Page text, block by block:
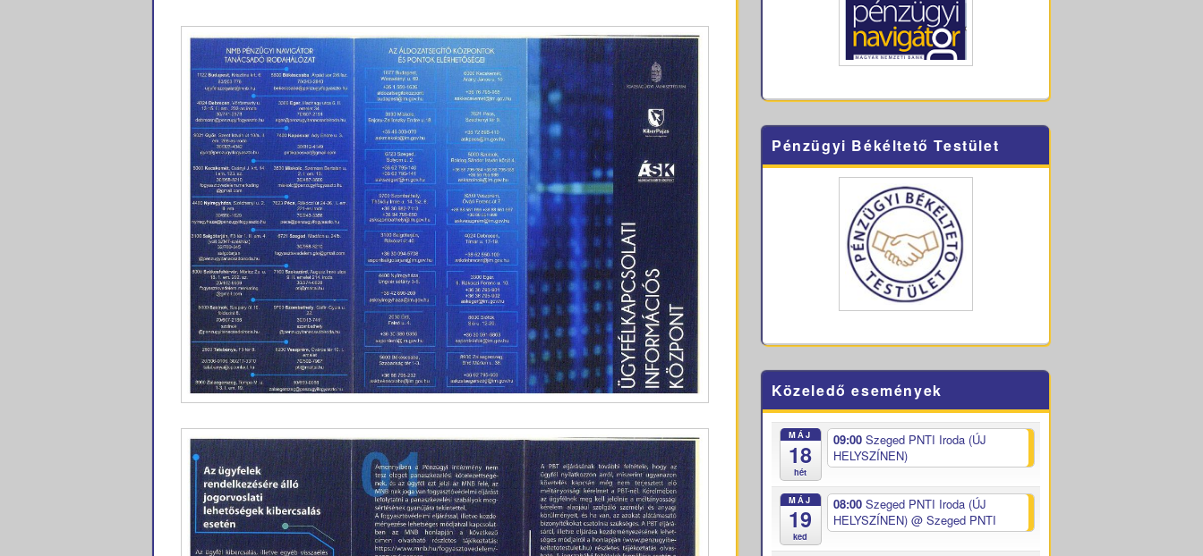
Pénzügyi Békéltető Testület
Közeledő események
MÁJ
18
hét
09:00 Szeged PNTI Iroda (ÚJ
HELYSZÍNEN)
MÁJ
19
ked
08:00 Szeged PNTI Iroda (ÚJ
HELYSZÍNEN) @ Szeged PNTI